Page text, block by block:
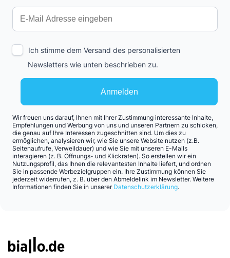
Anmelden
Ich stimme dem Versand des personalisierten
Newsletters wie unten beschrieben zu.
Wir freuen uns darauf, Ihnen mit Ihrer Zustimmung interessante Inhalte,
Empfehlungen und Werbung von uns und unseren Partnern zu schicken,
die genau auf Ihre Interessen zugeschnitten sind. Um dies zu
ermöglichen, analysieren wir, wie Sie unsere Website nutzen (z.B.
Seitenaufrufe, Verweildauer) und wie Sie mit unseren E-Mails
interagieren (z. B. Öffnungs- und Klickraten). So erstellen wir ein
Nutzungsprofil, das Ihnen die relevantesten Inhalte liefert, und ordnen
Sie in passende Werbezielgruppen ein. Ihre Zustimmung können Sie
jederzeit widerrufen, z. B. über den Abmeldelink im Newsletter. Weitere
Informationen finden Sie in unserer Datenschutzerklärung.